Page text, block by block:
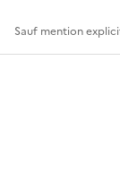
Sauf mention